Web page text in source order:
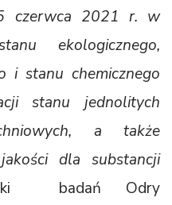
czerwca 2021 r. w
ekologicznego,
i stanu chemicznego
stanu jednolitych
a także
dla substancji
badań Odry